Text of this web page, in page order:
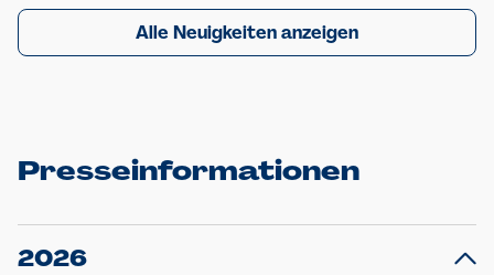
Alle Neuigkeiten anzeigen
Presseinformationen
2026